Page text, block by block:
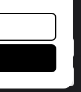
u op "Alle
cookies